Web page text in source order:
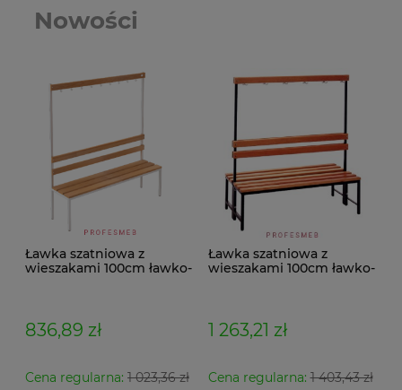
Nowości
Ławka szatniowa z
wieszakami 100cm ławko-
836,89 zł
Cena regularna: 1 023,36 zł
Ławka szatniowa z
wieszakami 100cm ławko-
1 263,21 zł
Cena regularna:1 403,43 zł